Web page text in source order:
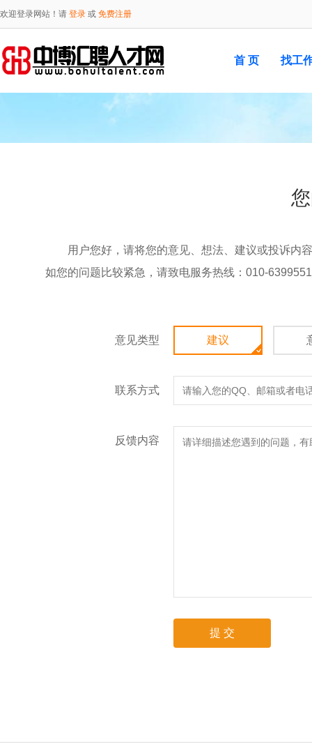
欢迎登录网站！请 登录 或 免费注册
首 页 找工
用户您好，请将您的意见、想法、建议或投诉内
如您的问题比较紧急，请致电服务热线：010-
意见类型 建议
联系方式
反馈内容